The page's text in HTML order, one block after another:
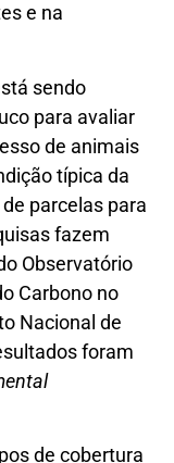
e na
sendo
para avaliar
de animais
típica da
parcelas para
fazem
Observatório
Carbono no
Nacional de
foram
de cobertura